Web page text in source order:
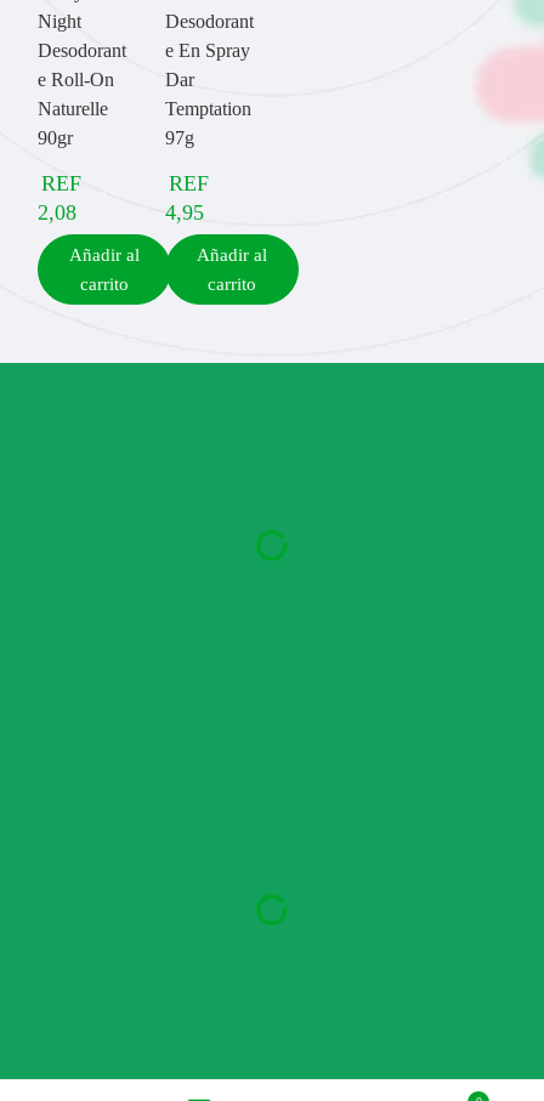
Night
Desodorant
e Roll-On
Naturelle
90gr
REF
2,08
Añadir al
carrito
Desodorant
e En Spray
Dar
Temptation
97g
REF
4,95
Añadir al
carrito